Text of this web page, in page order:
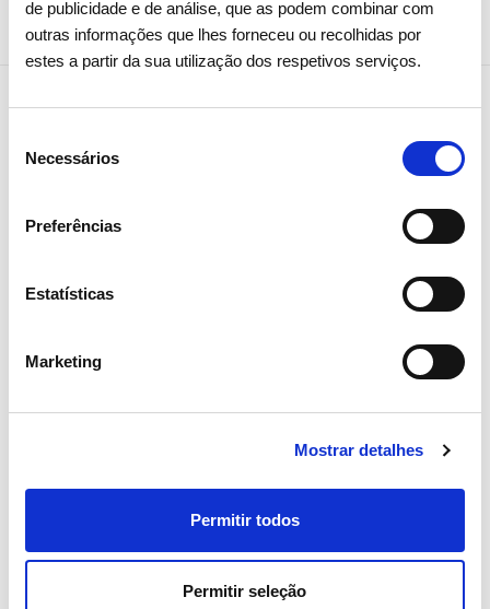
de publicidade e de análise, que as podem combinar com
outras informações que lhes forneceu ou recolhidas por
estes a partir da sua utilização dos respetivos serviços.
Necessários
Preferências
Estatísticas
Marketing
Mostrar detalhes
Permitir todos
Permitir seleção
Notícias relacionadas